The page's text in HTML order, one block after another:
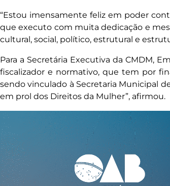
“Estou imensamente feliz em poder
que executo com muita dedicação e
cultural, social, político, estrutural e
Para a Secretária Executiva da CMDM,
fiscalizador e normativo, que tem por
sendo vinculado à Secretaria Municipal
em prol dos Direitos da Mulher”, afirmou.